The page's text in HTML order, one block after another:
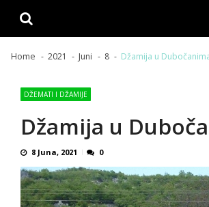
Home 2021 Juni 8 Džamija u
DŽEMATI I DŽAMIJE
Džamija u
8 Juna, 2021 0